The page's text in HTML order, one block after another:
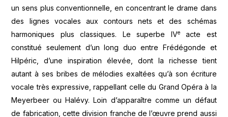
un sens plus conventionnelle, en concentrant le drame dans
des lignes vocales aux contours nets et des schémas
harmoniques plus classiques. Le superbe IVeacte est
constitué seulement d’un long duo entre Frédégonde et
Hilpéric, d’une inspiration élevée, dont la richesse tient
autant à ses bribes de mélodies exaltées qu’à son écriture
vocale très expressive, rappellant celle du Grand Opéra à la
Meyerbeer ou Halévy. Loin d’apparaître comme un défaut
de fabrication, cette division franche de l’œuvre prend aussi